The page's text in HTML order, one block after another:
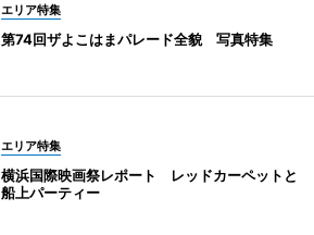
エリア特集
第74回ザよこはまパレード全貌 写真特集
エリア特集
横浜国際映画祭レポート レッドカーペットと
船上パーティー